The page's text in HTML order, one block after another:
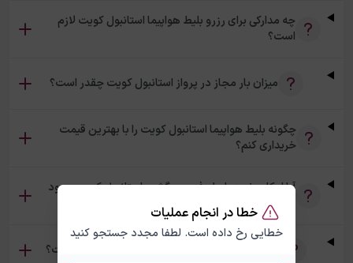
خطا در انجام عملیات
خطایی رخ داده است. لطفا مجدد جستجو کنید
چه مدارکی برای رزرو بلیط هواپیما استانبول کویت لازم
است؟
میزان بار مجاز در پرواز استانبول کویت چقدر است؟
چگونه بلیط هواپیما استانبول کویت را با بهترین قیمت
خریداری کنم؟
آیا امکان خرید بلیط رفت و برگشت استانبول کویت وجود
دارد؟
تفاوت بلیط چارتر و سیستمی استانبول کویت چیست؟